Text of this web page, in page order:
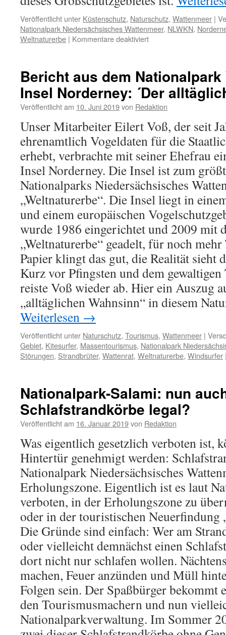
Veröffentlicht unter Küstenschutz, Naturschutz, Wattenmeer |
Nationalpark Niedersächsisches Wattenmeer, NLWKN,
Weltnaturerbe | Kommentare deaktiviertfür
Strandaufspülung
–
´Building
with
´
Bericht aus dem Nationalpark
Insel Norderney: ´Der
Veröffentlicht am 10. Juni 2019von Redaktion
Unser Mitarbeiter Eilert Voß, der seit
ehrenamtlich Vogeldaten für die
erhebt, verbrachte mit seiner Ehefrau
Insel Norderney. Die Insel ist zum
Nationalparks Niedersächsisches
„Weltnaturerbe“. Die Insel liegt in
und einem europäischen
wurde 1986 eingerichtet und 2009 mit
„Weltnaturerbe“ geadelt, für noch
Papier klingt das gut, die Realität sieht
Kurz vor Pfingsten und dem
reiste Voß wieder ab. Hier ein Auszug
„alltäglichen Wahnsinn“ in diesem
Weiterlesen →
Veröffentlicht unter Naturschutz, Tourismus, Wattenmeer |
Gebiet, Kitesurfer, Massentourismus, Nationalpark
Störungen, Strandbrüter, Wattenrat, Weltnaturerbe, Windsurfer
Nationalpark-Salami: nun
Schlafstrandkörbe legal?
Veröffentlicht am 16. Januar 2019von Redaktion
Was eigentlich gesetzlich verboten ist,
Hintertür genehmigt werden:
Nationalpark Niedersächsisches
Erholungszone. Eigentlich ist es laut
verboten, in der Erholungszone zu
oder in der touristischen Neuerfindung
Die Gründe sind einfach: Wer am
oder vielleicht demnächst einen
dort nicht nur schlafen wollen.
machen, Feuer anzünden und Müll
Folgen sein. Der Spaßbürger bekommt
den Tourismusmachern und nun
Nationalparkverwaltung. Im Sommer